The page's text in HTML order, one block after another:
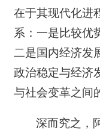
在于其现代化进
系：一是比较优
二是国内经济发
政治稳定与经济
与社会变革之间
深而究之，